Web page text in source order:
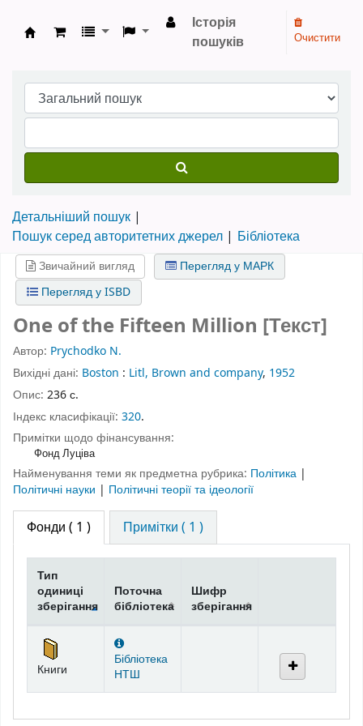
Бібліотека НТШ › Електронний каталог
Історія
пошуків
Очистити
Детальніший пошук
Пошук серед авторитетних джерел
Бібліотека
Звичайний вигляд
Перегляд у МАРК
Перегляд у ISBD
One of the Fifteen Million [Текст]
Автор: Prychodko N.
Вихідні дані: Boston : Litl, Brown and company, 1952
Опис: 236 с.
Індекс класифікації: 320.
Примітки щодо фінансування:
Фонд Луціва
Найменування теми як предметна рубрика: Політика |
Політичні науки | Політичні теорії та ідеології
Фонди ( 1 ) Примітки ( 1 )
Фонди
Тип
одиниці
зберігання
Поточна
бібліотека
Шифр
зберігання
Книги
Бібліотека
НТШ